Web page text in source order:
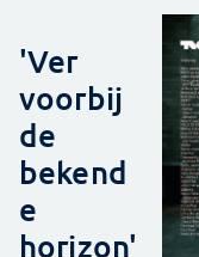
'Ver
voorbij
de
bekend
e
horizon'